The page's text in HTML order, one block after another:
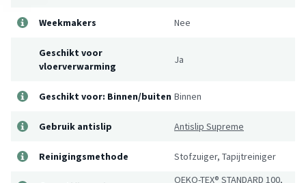
Weekmakers Nee
Geschikt voor
vloerverwarming
Ja
Geschikt voor: Binnen/buiten Binnen
Gebruik antislip Antislip Supreme
Reinigingsmethode Stofzuiger, Tapijtreiniger
OEKO-TEX® STANDARD 100,